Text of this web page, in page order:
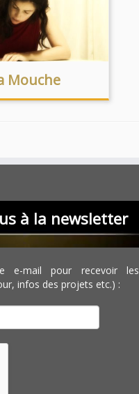
Mouche
à la newsletter
e-mail pour recevoir les
infos des projets etc.) :